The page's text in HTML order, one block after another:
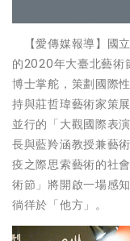
【愛傳媒報導】國
的2020年大臺北藝術
博士掌舵，策劃國際
持與莊哲瑋藝術家策
並行的「大觀國際表
長與藍羚涵教授兼藝
疫之際思索藝術的社
術節」將開啟一場感
徜徉於「他方」。